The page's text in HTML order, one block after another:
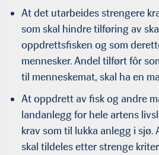
At det utarbeides strengere
som skal hindre tilføring av
oppdrettsfisken og som
mennesker. Andel tilført fôr
til menneskemat, skal ha en
At oppdrett av fisk og andre
landanlegg for hele artens
krav som til lukka anlegg i sjø.
skal tildeles etter strenge